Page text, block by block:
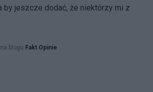
by jeszcze dodać, że niektórzy mi z
na blogu Fakt Opinie